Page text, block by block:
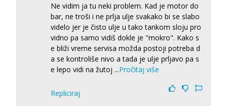
Ne vidim ja tu neki problem. Kad je motor do
bar, ne troši i ne prlja ulje svakako bi se slabo
videlo jer je čisto ulje u tako tankom sloju pro
vidno pa samo vidiš dokle je "mokro". Kako s
e bliži vreme servisa možda postoji potreba d
a se kontroliše nivo a tada je ulje prljavo pa s
e lepo vidi na žutoj ...Pročitaj više
Repliciraj